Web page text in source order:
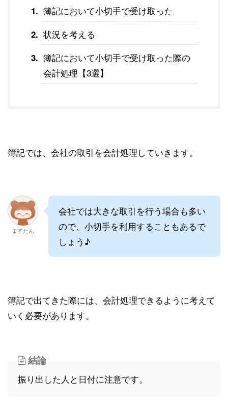
簿記において小切手で受け取った
状況を考える
簿記において小切手で受け取った際の
会計処理【3選】
簿記では、会社の取引を会計処理していきます。
ますたん
会社では大きな取引を行う場合も多い
ので、小切手を利用することもあるで
しょう♪
簿記で出てきた際には、会計処理できるように考えて
いく必要があります。
結論
振り出した人と日付に注意です。